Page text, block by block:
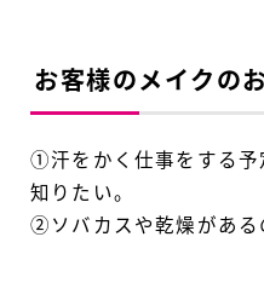
お客様のメイクの
①汗をかく仕事をする予
知りたい。
②ソバカスや乾燥がある